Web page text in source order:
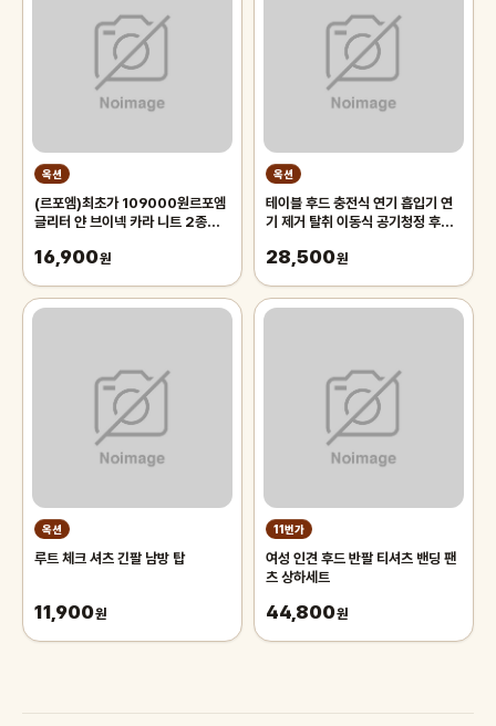
옥션
(르포엠)최초가 109000원르포엠
글리터 얀 브이넥 카라 니트 2종세
16,900원
옥션
테이블 후드 충전식 연기 흡입기 연
기 제거 탈취 이동식 공기청정 후드-
28,500원
옥션
루트 체크 셔츠 긴팔 남방 탑
11,900원
11번가
여성 인견 후드 반팔 티셔츠 밴딩 팬
츠 상하세트
44,800원